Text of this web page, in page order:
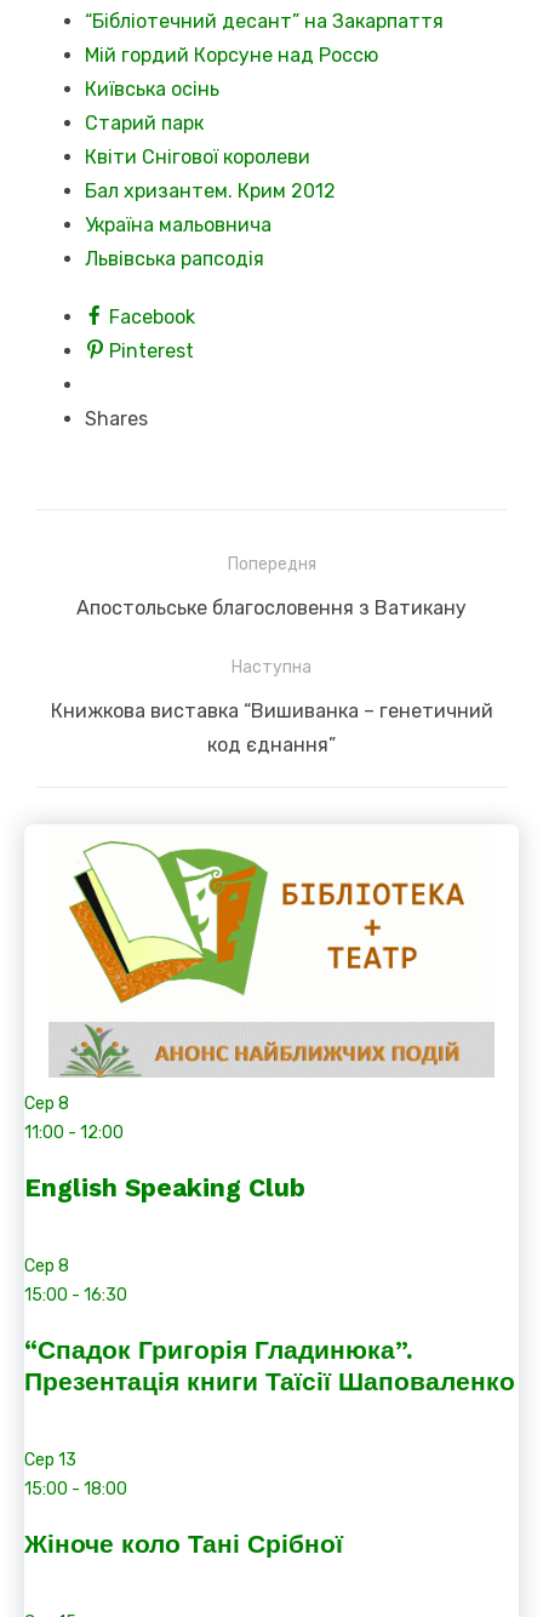
“Бібліотечний десант” на Закарпаття
Мій гордий Корсуне над Россю
Київська осінь
Старий парк
Квіти Снігової королеви
Бал хризантем. Крим 2012
Україна мальовнича
Львівська рапсодія
Facebook
Pinterest
Shares
записів
Попередня
Previous
Апостольське благословення з Ватикану
Наступна
Next
Книжкова виставка “Вишиванка – генетичний
код єднання”
Сер 8
11:00 - 12:00
English Speaking Club
Сер 8
15:00 - 16:30
“Спадок Григорія Гладинюка”.
Презентація книги Таїсії Шаповаленко
Сер 13
15:00 - 18:00
Жіноче коло Тані Срібної